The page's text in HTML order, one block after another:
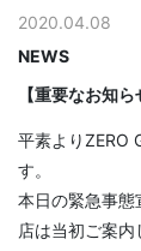
2020.04.08
NEWS
【重要なお知
平素よりZERO
す。
本日の緊急事態
店は当初ご案